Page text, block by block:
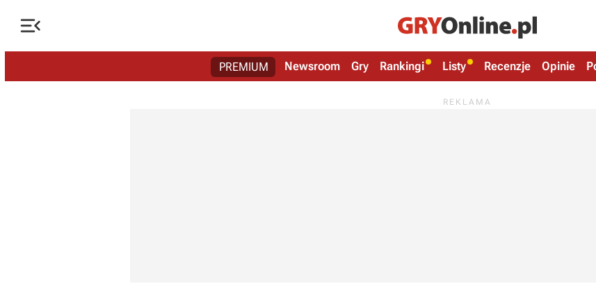

PREMIUM Newsroom Gry Rankingi Listy Recenzje Opinie